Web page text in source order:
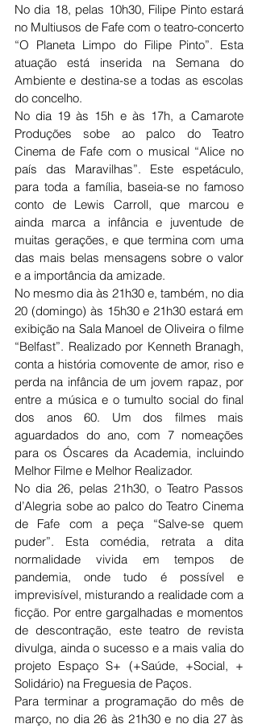
No dia 18, pelas 10h30, Filipe Pinto estará
no Multiusos de Fafe com o teatro-concerto
“O Planeta Limpo do Filipe Pinto”. Esta
atuação está inserida na Semana do
Ambiente e destina-se a todas as escolas
do concelho.
No dia 19 às 15h e às 17h, a Camarote
Produções sobe ao palco do Teatro
Cinema de Fafe com o musical “Alice no
país das Maravilhas”. Este espetáculo,
para toda a família, baseia-se no famoso
conto de Lewis Carroll, que marcou e
ainda marca a infância e juventude de
muitas gerações, e que termina com uma
das mais belas mensagens sobre o valor
e a importância da amizade.
No mesmo dia às 21h30 e, também, no dia
20 (domingo) às 15h30 e 21h30 estará em
exibição na Sala Manoel de Oliveira o filme
“Belfast”. Realizado por Kenneth Branagh,
conta a história comovente de amor, riso e
perda na infância de um jovem rapaz, por
entre a música e o tumulto social do final
dos anos 60. Um dos filmes mais
aguardados do ano, com 7 nomeações
para os Óscares da Academia, incluindo
Melhor Filme e Melhor Realizador.
No dia 26, pelas 21h30, o Teatro Passos
d’Alegria sobe ao palco do Teatro Cinema
de Fafe com a peça “Salve-se quem
puder”. Esta comédia, retrata a dita
normalidade vivida em tempos de
pandemia, onde tudo é possível e
imprevisível, misturando a realidade com a
ficção. Por entre gargalhadas e momentos
de descontração, este teatro de revista
divulga, ainda o sucesso e a mais valia do
projeto Espaço S+ (+Saúde, +Social, +
Solidário) na Freguesia de Paços.
Para terminar a programação do mês de
março, no dia 26 às 21h30 e no dia 27 às